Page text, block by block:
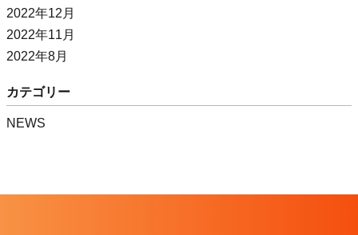
2022年12月
2022年11月
2022年8月
カテゴリー
NEWS